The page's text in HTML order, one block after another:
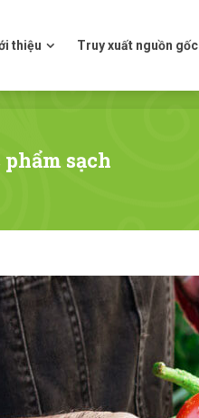
thiệu Truy xuất nguồn gốc
sạch